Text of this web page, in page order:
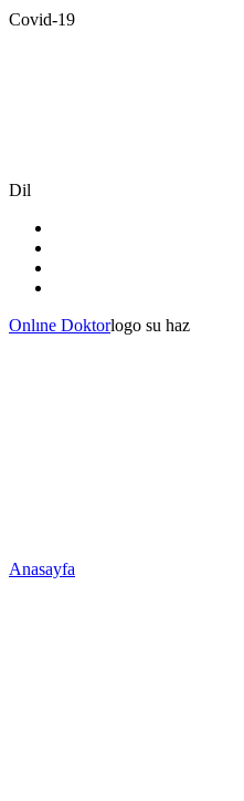
Covid-19
Dil
Onlıne Doktorlogo su haz
Anasayfa